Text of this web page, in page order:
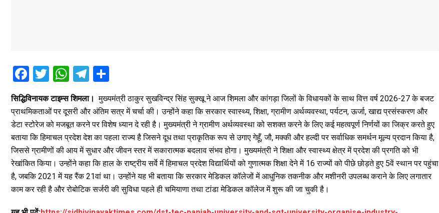
F
a
ce
b
o
o
k
T
tt
er
W
h
at
s
A
p
p
T
e
gr
a
m
h
ar
e
सिद्धिविनायक टाइम्स शिमला। मुख्यमंत्री ठाकुर सुखविन्द्र सिंह सुक्खू ने आज शिमला और कांगड़ा जिलों के विधायकों के साथ वित्त वर्ष 2026-27 के बजट
प्राथमिकताओं पर दूसरी और अंतिम सत्र में चर्चा की। उन्होंने कहा कि सरकार स्वास्थ्य, शिक्षा, ग्रामीण अर्थव्यवस्था, पर्यटन, ऊर्जा, खाद्य प्रसंस्करण और
डेटा स्टोरेज को मजबूत करने पर विशेष ध्यान दे रही है। मुख्यमंत्री ने ग्रामीण अर्थव्यवस्था को सशक्त करने के लिए कई महत्वपूर्ण निर्णयों का जिक्र करते हुए
बताया कि हिमाचल प्रदेश देश का पहला राज्य है जिसने दूध तथा प्राकृतिक रूप से उगाए गेहूँ, जौ, मक्की और हल्दी पर सर्वाधिक समर्थन मूल्य प्रदान किया है,
जिससे ग्रामीणों की आय में सुधार और जीवन स्तर में सकारात्मक बदलाव संभव होगा। मुख्यमंत्री ने शिक्षा और स्वास्थ्य क्षेत्र में प्रदेश की प्रगति को भी
रेखांकित किया। उन्होंने कहा कि हाल के राष्ट्रीय सर्वे में हिमाचल प्रदेश विद्यार्थियों को गुणात्मक शिक्षा देने में 16 राज्यों को पीछे छोड़ते हुए 5वें स्थान पर पहुंचा
है, जबकि 2021 में यह रैंक 21वां था। उन्होंने यह भी बताया कि सरकार मेडिकल कॉलेजों में आधुनिक तकनीक और मशीनरी उपलब्ध कराने के लिए लगातार
काम कर रही है और रोबोटिक सर्जरी की सुविधा पहले ही चमियाणा तथा टांडा मेडिकल कॉलेज में शुरू की जा चुकी है।